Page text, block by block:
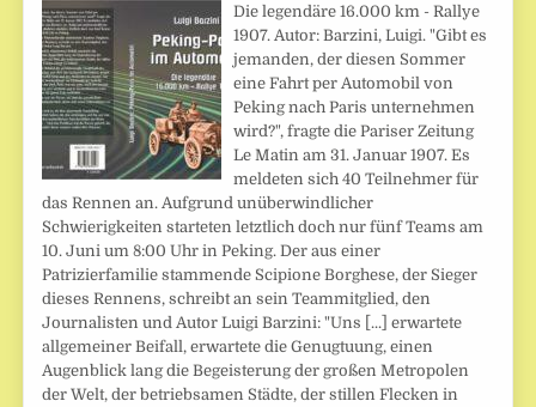
Die legendäre 16.000 km - Rallye
1907. Autor: Barzini, Luigi. "Gibt es
jemanden, der diesen Sommer
eine Fahrt per Automobil von
Peking nach Paris unternehmen
wird?", fragte die Pariser Zeitung
Le Matin am 31. Januar 1907. Es
meldeten sich 40 Teilnehmer für
das Rennen an. Aufgrund unüberwindlicher
Schwierigkeiten starteten letztlich doch nur fünf Teams am
10. Juni um 8:00 Uhr in Peking. Der aus einer
Patrizierfamilie stammende Scipione Borghese, der Sieger
dieses Rennens, schreibt an sein Teammitglied, den
Journalisten und Autor Luigi Barzini: "Uns [...] erwartete
allgemeiner Beifall, erwartete die Genugtuung, einen
Augenblick lang die Begeisterung der großen Metropolen
der Welt, der betriebsamen Städte, der stillen Flecken in